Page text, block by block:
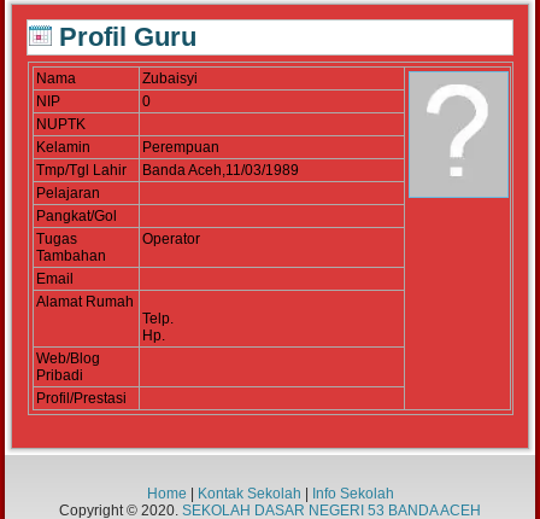
Profil Guru
Nama
Zubaisyi
NIP
0
NUPTK
Kelamin
Perempuan
Tmp/Tgl Lahir
Banda Aceh,11/03/1989
Pelajaran
Pangkat/Gol
Tugas
Tambahan
Operator
Email
Alamat Rumah
Telp.
Hp.
Web/Blog
Pribadi
Profil/Prestasi
Home Kontak Sekolah
Info Sekolah
Copyright © 2020. SEKOLAH DASAR NEGERI 53 BANDA ACEH